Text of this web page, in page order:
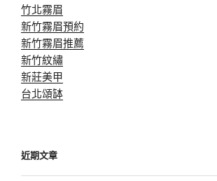
竹北霧眉
新竹霧眉預約
新竹霧眉推薦
新竹紋繡
新莊美甲
台北頌缽
近期文章